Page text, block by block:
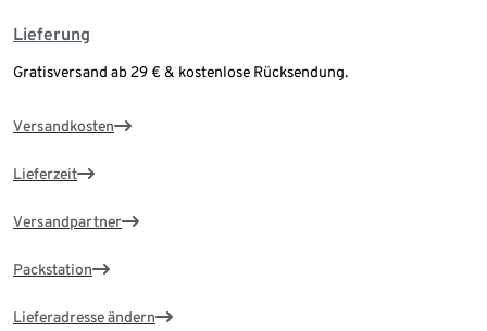
Lieferung
Gratisversand ab 29 € & kostenlose Rücksendung.
Versandkosten
Lieferzeit
Versandpartner
Packstation
Lieferadresse ändern